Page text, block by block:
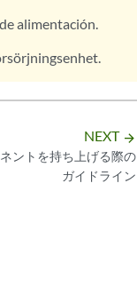
alimentación.
NEXT arrow_forward
ントを持ち上げる際の
ガイドライン